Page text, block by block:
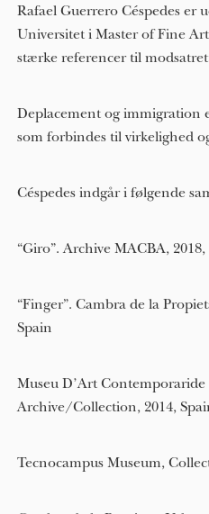
Rafael Guerrero Céspedes er
Universitet i Master of Fine
stærke referencer til
Deplacement og immigration
som forbindes til virkelighed
Céspedes indgår i følgende
“Giro”. Archive MACBA,
“Finger”. Cambra de la
Spain
Museu D’Art
Archive/Collection, 2014,
Tecnocampus Museum,